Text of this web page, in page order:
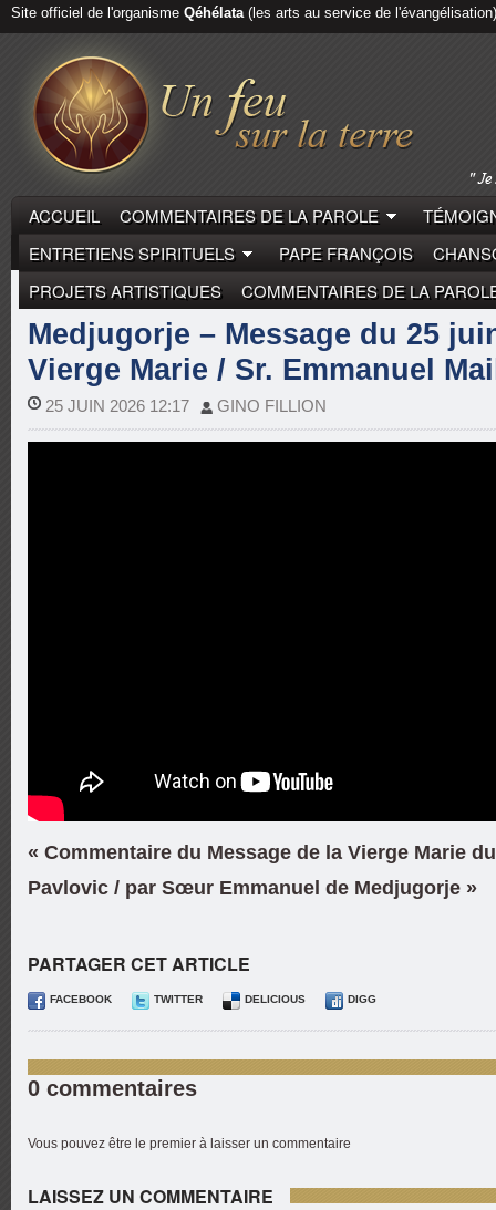
Site officiel de l'organisme Qéhélata(les arts au service de l'évangélisation)
ACCUEIL COMMENTAIRES DE LA PAROLE
ENTRETIENS SPIRITUELS
PAPE FRANÇOIS
PROJETS ARTISTIQUES
COMMENTAIRES DE LA
MEDGUGORJE MYSTIQUES
Medjugorje – Message du 25
Vierge Marie / Sr. Emmanuel
25 JUIN 2026 12:17 GINO FILLION
« Commentaire du Message de la Vierge Marie
Pavlovic / par Sœur Emmanuel de Medjugorje »
PARTAGER CET ARTICLE
FACEBOOK TWITTER DELICIOUS DIGG
0 commentaires
Vous pouvez être le premier à laisser un commentaire
LAISSEZ UN COMMENTAIRE